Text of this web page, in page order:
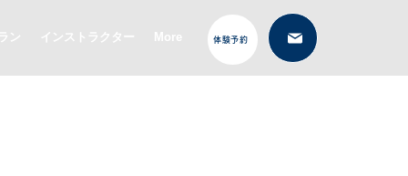
ン インストラクター More 体験予約